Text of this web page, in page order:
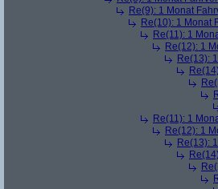
Re(9): 1 Monat
Re(10): 1 Monat
Re(11): 1
Re(12): 1
Re(13):
Re(11): 1
Re(12): 1
Re(13):